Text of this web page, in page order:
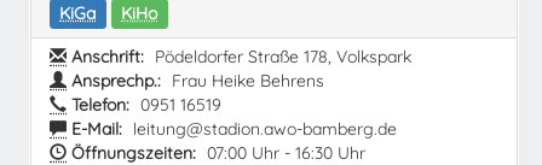
KiGa
KiHo
Anschrift: Pödeldorfer Straße 178, Volkspark
Ansprechp.: Frau Heike Behrens
Telefon: 0951 16519
E-Mail: leitung@stadion.awo-bamberg.de
Öffnungszeiten: 07:00 Uhr - 16:30 Uhr